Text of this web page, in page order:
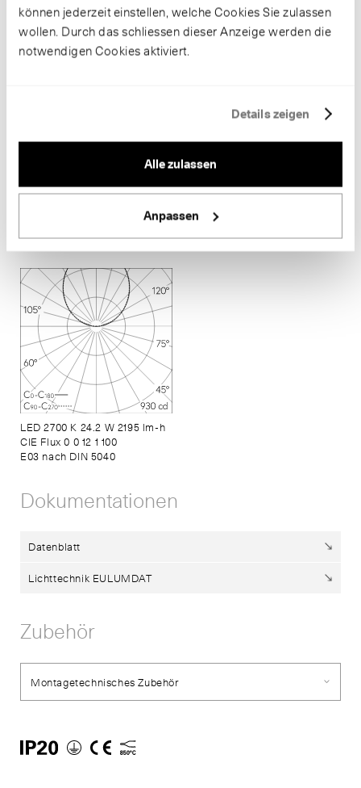
können jederzeit einstellen, welche Cookies Sie zulassen
wollen. Durch das schliessen dieser Anzeige werden die
notwendigen Cookies aktiviert.
Details zeigen
Alle zulassen
Anpassen
verkehrsweiss RAL 9016
Masse
L 1400 x B 26 x H 53
Lichttechnik
LED 2700 K 24.2 W 2195 lm-h
CIE Flux 0 0 12 1 100
E03 nach DIN 5040
Dokumentationen
Datenblatt
Lichttechnik EULUMDAT
Zubehör
Montagetechnisches Zubehör